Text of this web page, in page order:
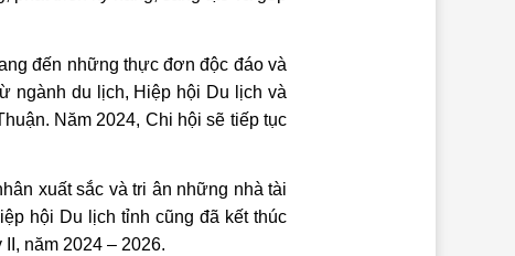
đến những thực đơn độc đáo và
ngành du lịch, Hiệp hội Du lịch và
Năm 2024, Chi hội sẽ tiếp tục
xuất sắc và tri ân những nhà tài
hội Du lịch tỉnh cũng đã kết thúc
năm 2024 – 2026.